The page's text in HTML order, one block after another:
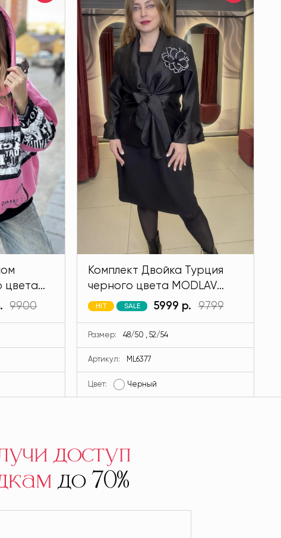
цвета
9900
Комплект Двойка Турция
черного цвета MODLAV
ML6377-13
HIT SALE 5999 р. 9799
Размер: 48/50 , 52/54
Артикул: ML6377
Цвет: Черный
доступ
до 70%